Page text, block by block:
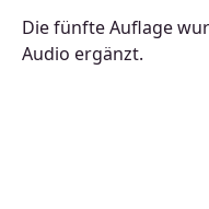
Die fünfte Auflage
Audio ergänzt.